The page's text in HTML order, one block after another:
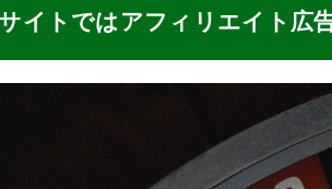
イトではアフィリエイト広